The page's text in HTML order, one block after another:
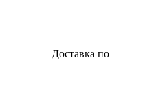
Доставка по